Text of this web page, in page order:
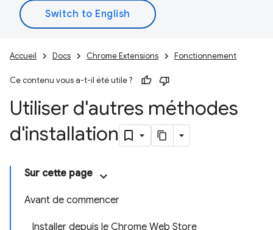
Accueil Docs Chrome Extensions Fonctionnement
Ce contenu vous a-t-il été utile ?
Utiliser d'autres méthodes
d'installation
Sur cette page
Avant de commencer
Installer depuis le Chrome Web Store